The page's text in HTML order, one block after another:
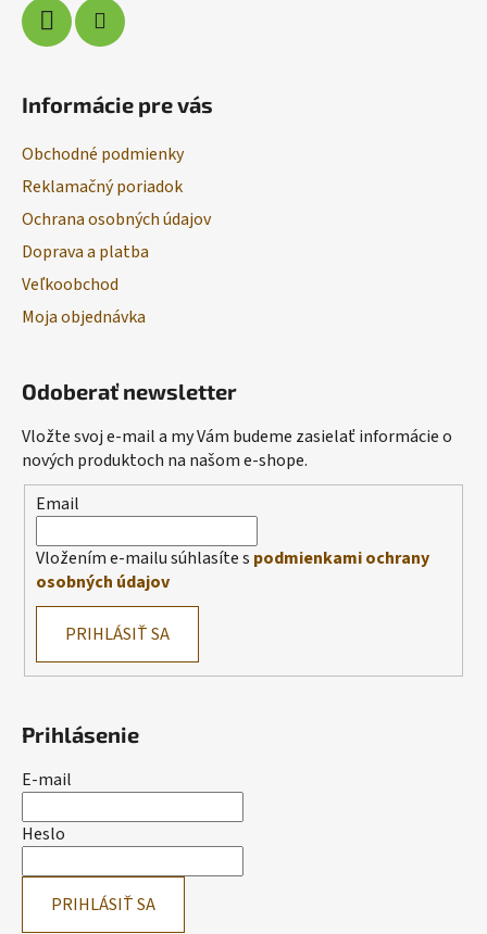
Informácie pre vás
Obchodné podmienky
Reklamačný poriadok
Ochrana osobných údajov
Doprava a platba
Veľkoobchod
Moja objednávka
Odoberať newsletter
Vložte svoj e-mail a my Vám budeme zasielať informácie o
nových produktoch na našom e-shope.
Email
Vložením e-mailu súhlasíte s podmienkami ochrany
osobných údajov
PRIHLÁSIŤ SA
Prihlásenie
E-mail
Heslo
PRIHLÁSIŤ SA